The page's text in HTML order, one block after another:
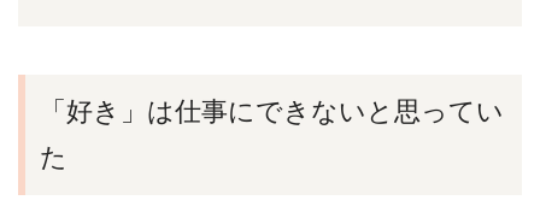
「好き」は仕事にできないと思ってい
た